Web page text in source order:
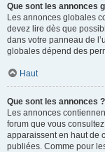
Que sont les annonces
Les annonces globales
devez lire dès que
dans votre panneau de
globales dépend des
Haut
Que sont les annonces ?
Les annonces
forum que vous
apparaissent en haut de
publiées. Comme pour